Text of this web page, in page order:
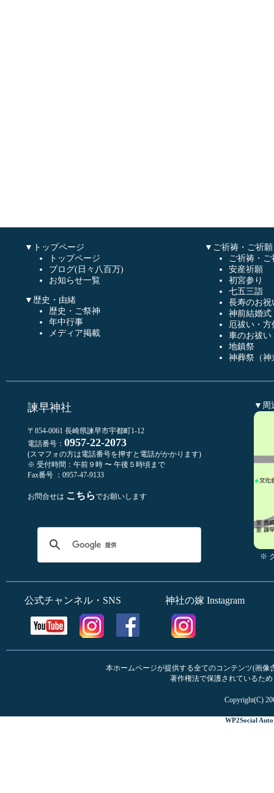
▼トップページ
トップページ
ブログ(日々八百万)
お知らせ一覧
▼歴史・由緒
歴史・ご祭神
年中行事
メディア掲載
▼ご祈祷・ご祈願
ご祈祷・
安産祈願
初宮参り
七五三詣
長寿のお祝
神前結婚式
厄祓い・方
車のお祓い
地鎮祭
神葬祭（神
諫早神社
〒854-0061 長崎県諫早市宇都町1-12
電話番号： 0957-22-2073
(スマフォの方は電話番号を押すと電話がかかります)
※ 受付時間：午前９時 〜 午後５時頃まで
Fax番号 ：0957-47-9133
お問合せは こちらでお願いします
▼周
※
公式チャンネル・SNS 神社の嫁 Instagram
本ホームページが提供する全てのコンテンツ(画
著作権法で保護されているた
Copyright(C)
WP2Social